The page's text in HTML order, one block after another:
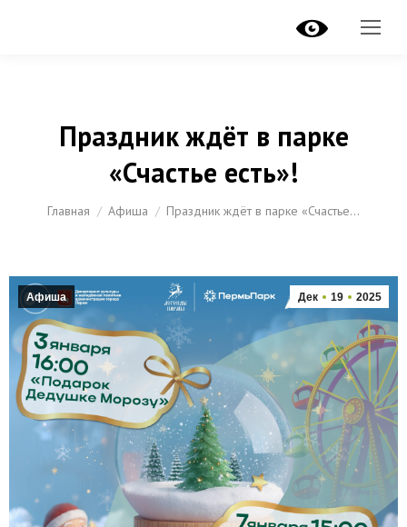
Праздник ждёт в парке
«Счастье есть»!
Вы здесь:
Главная Афиша Праздник ждёт в парке «Счастье…
Дек 19 2025
Афиша